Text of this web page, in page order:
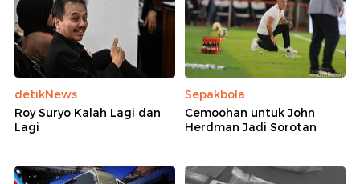
detikNews
Roy Suryo Kalah Lagi dan
Lagi
Sepakbola
Cemoohan untuk John
Herdman Jadi Sorotan